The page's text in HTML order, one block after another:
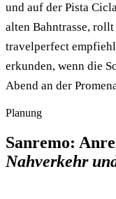
und auf der Pista
alten Bahntrasse,
travelperfect
erkunden, wenn die
Abend an der
Planung
Sanremo:
Nahverkehr